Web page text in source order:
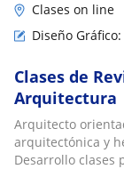
Clases on line
Diseño
Clases de
Arquitectura
aplicada
Arquitecto
arquitectónica y
Desarrollo clases